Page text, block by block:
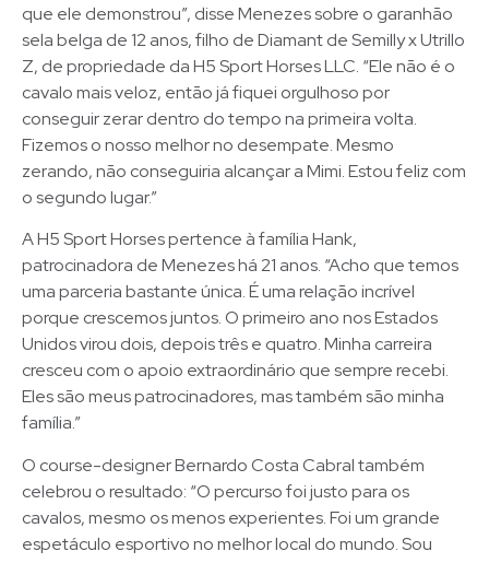
que ele demonstrou”, disse Menezes sobre o garanhão
sela belga de 12 anos, filho de Diamant de Semilly x Utrillo
Z, de propriedade da H5 Sport Horses LLC. “Ele não é o
cavalo mais veloz, então já fiquei orgulhoso por
conseguir zerar dentro do tempo na primeira volta.
Fizemos o nosso melhor no desempate. Mesmo
zerando, não conseguiria alcançar a Mimi. Estou feliz com
o segundo lugar.”
A H5 Sport Horses pertence à família Hank,
patrocinadora de Menezes há 21 anos. “Acho que temos
uma parceria bastante única. É uma relação incrível
porque crescemos juntos. O primeiro ano nos Estados
Unidos virou dois, depois três e quatro. Minha carreira
cresceu com o apoio extraordinário que sempre recebi.
Eles são meus patrocinadores, mas também são minha
família.”
O course-designer Bernardo Costa Cabral também
celebrou o resultado: “O percurso foi justo para os
cavalos, mesmo os menos experientes. Foi um grande
espetáculo esportivo no melhor local do mundo. Sou